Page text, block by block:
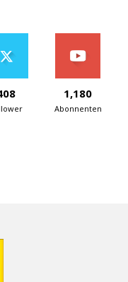
1,180
Abonnenten